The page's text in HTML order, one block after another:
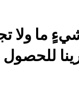
ما ولا
للحصول